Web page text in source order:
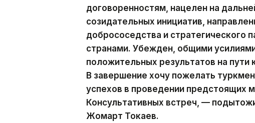
договоренностям, нацелен на
созидательных инициатив,
добрососедства и стратегического
странами. Убежден, общими
положительных результатов на пути
В завершение хочу пожелать
успехов в проведении предстоящих
Консультативных встреч, —
Жомарт Токаев.